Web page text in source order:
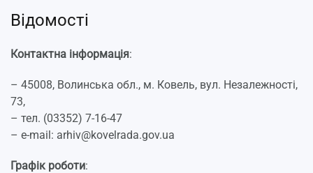
Відомості
Контактна інформація:
– 45008, Волинська обл., м. Ковель, вул. Незалежності,
73,
– тел. (03352) 7-16-47
– e-mail: arhiv@kovelrada.gov.ua
Графік роботи: